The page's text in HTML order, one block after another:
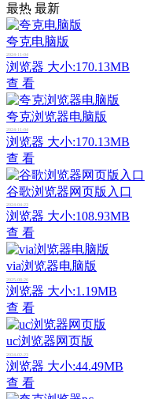
最热 最新
夸克电脑版
2024-11-04
浏览器 大小:170.13MB
查 看
夸克浏览器电脑版
2024-11-04
浏览器 大小:170.13MB
查 看
谷歌浏览器网页版入口
2024-04-23
浏览器 大小:108.93MB
查 看
via浏览器电脑版
2025-08-26
浏览器 大小:1.19MB
查 看
uc浏览器网页版
2024-02-23
浏览器 大小:44.49MB
查 看